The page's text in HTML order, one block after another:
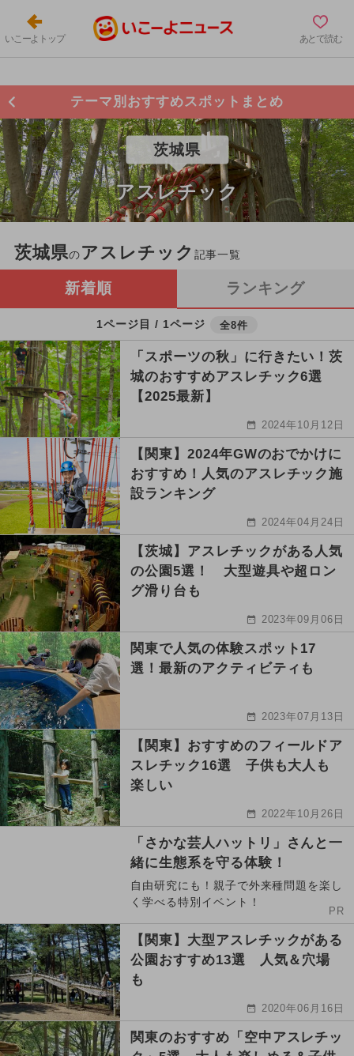
いこーよトップ あとで読む
テーマ別おすすめスポットまとめ
茨城県
アスレチック
茨城県のアスレチック 記事一覧
新着順 ランキング
1ページ目 / 1ページ 全8件
「スポーツの秋」に行きたい！茨
城のおすすめアスレチック6選
【2025最新】
2024年10月12日
【関東】2024年GWのおでかけに
おすすめ！人気のアスレチック施
設ランキング
2024年04月24日
【茨城】アスレチックがある人気
の公園5選！ 大型遊具や超ロン
グ滑り台も
2023年09月06日
関東で人気の体験スポット17
選！最新のアクティビティも
2023年07月13日
【関東】おすすめのフィールドア
スレチック16選 子供も大人も
楽しい
2022年10月26日
「さかな芸人ハットリ」さんと一
緒に生態系を守る体験！
自由研究にも！親子で外来種問題を楽し
く学べる特別イベント！
PR
【関東】大型アスレチックがある
公園おすすめ13選 人気＆穴場
も
2020年06月16日
関東のおすすめ「空中アスレチッ